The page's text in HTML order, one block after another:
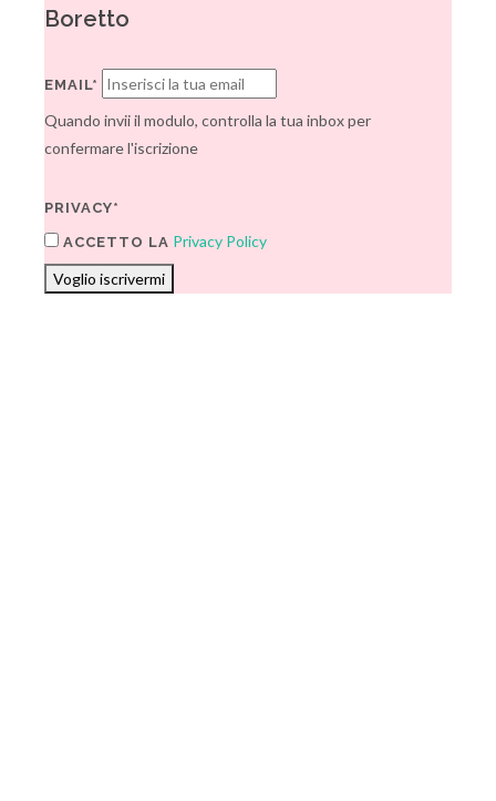
Boretto
EMAIL*
Quando invii il modulo, controlla la tua inbox per
confermare l'iscrizione
PRIVACY*
ACCETTO LA Privacy Policy
Voglio iscrivermi